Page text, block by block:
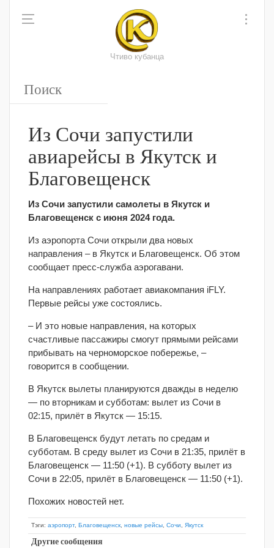
Чтиво кубанца
Из Сочи запустили
авиарейсы в Якутск и
Благовещенск
Из Сочи запустили самолеты в Якутск и
Благовещенск с июня 2024 года.
Из аэропорта Сочи открыли два новых
направления – в Якутск и Благовещенск. Об этом
сообщает пресс-служба аэрогавани.
На направлениях работает авиакомпания iFLY.
Первые рейсы уже состоялись.
– И это новые направления, на которых
счастливые пассажиры смогут прямыми рейсами
прибывать на черноморское побережье, –
говорится в сообщении.
В Якутск вылеты планируются дважды в неделю
— по вторникам и субботам: вылет из Сочи в
02:15, прилёт в Якутск — 15:15.
В Благовещенск будут летать по средам и
субботам. В среду вылет из Сочи в 21:35, прилёт в
Благовещенск — 11:50 (+1). В субботу вылет из
Сочи в 22:05, прилёт в Благовещенск — 11:50 (+1).
Похожих новостей нет.
Тэги: аэропорт, Благовещенск новые рейсы Сочи Якутск
Другие сообщения